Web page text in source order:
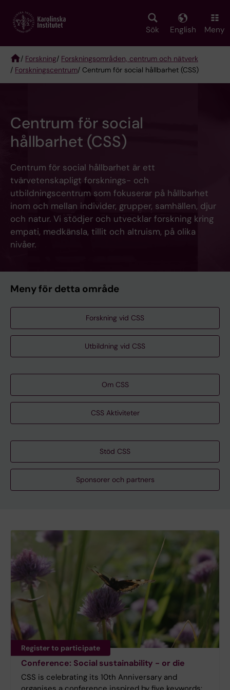
main
Sök English Meny
Breadcrumb
/ Forskning/ Forskningsområden, centrum och nätverk
/ Forskningscentrum/ Centrum för social hållbarhet (CSS)
Centrum för social
hållbarhet (CSS)
Centrum för social hållbarhet är ett
tvärvetenskapligt forsknings- och
utbildningscentrum som fokuserar på hållbarhet
inom och mellan individer, grupper, samhällen, djur
och natur. Vi stödjer och utvecklar forskning kring
empati, medkänsla, tillit och altruism, på olika
nivåer.
Meny för detta område
Forskning vid CSS
Utbildning vid CSS
Om CSS
CSS Aktiviteter
Stöd CSS
Sponsorer och partners
Register to participate
Conference: Social sustainability - or die
CSS is celebrating its 10th Anniversary and